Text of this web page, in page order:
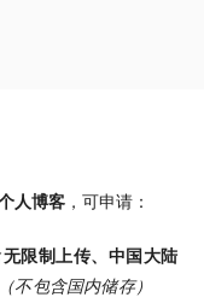
人博客，可申请：
无限制上传、中国大陆
（不包含国内储存）